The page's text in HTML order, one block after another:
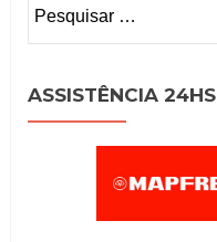
por:
ASSISTÊNCIA 24HS